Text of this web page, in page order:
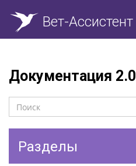
Вет-Ассистент
Документация 2.0
Разделы